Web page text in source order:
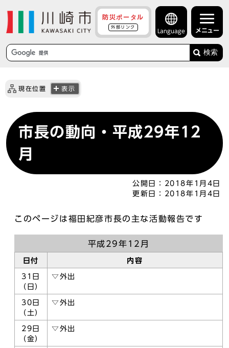
防災ポータル
外部リンク
Language メニュー
検索
現在位置 表示
市長の動向・平成29年12
月
公開日：
2018年1月4日
更新日：
2018年1月4日
このページは福田紀彦市長の主な活動報告です
平成29年12月
日付 内容
31日
（日）
▽外出
30日
（土）
▽外出
29日
（金）
▽外出